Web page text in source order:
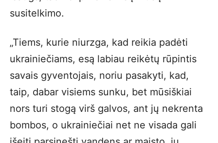
susitelkimo.
„Tiems, kurie niurzga, kad reikia padėti
ukrainiečiams, esą labiau reikėtų rūpintis
savais gyventojais, noriu pasakyti, kad,
taip, dabar visiems sunku, bet mūsiškiai
nors turi stogą virš galvos, ant jų nekrenta
bombos, o ukrainiečiai net ne visada gali